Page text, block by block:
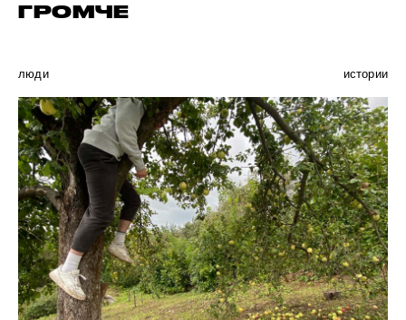
ГРОМЧЕ
люди истории